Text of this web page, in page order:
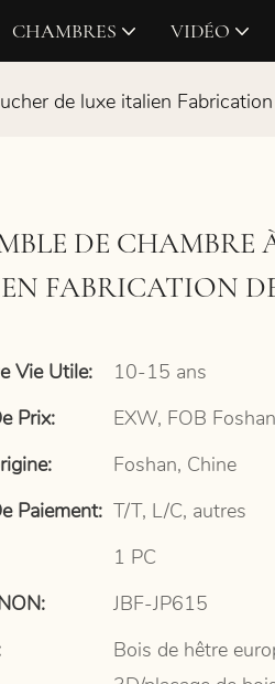
CHAMBRES VIDÉO
de luxe italien
DE CHAMBRE
FABRICATION
Vie Utile:
10-15 ans
Prix:
EXW, FOB
Foshan, Chine
Paiement: T/T, L/C, autres
1 PC
JBF-JP615
Bois de hêtre